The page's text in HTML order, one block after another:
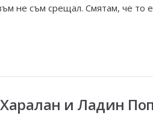
не съм срещал. Смятам, че
и Ладин